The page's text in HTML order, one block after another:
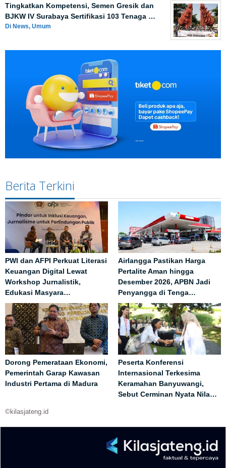
Tingkatkan Kompetensi, Semen Gresik dan
BJKW IV Surabaya Sertifikasi 103 Tenaga …
Di News, Umum
Berita Terkini
PWI dan AFPI Perkuat Literasi
Keuangan Digital Lewat
Workshop Jurnalistik,
Edukasi Masyara…
Airlangga Pastikan Harga
Pertalite Aman hingga
Desember 2026, APBN Jadi
Penyangga di Tenga…
Dorong Pemerataan Ekonomi,
Pemerintah Garap Kawasan
Industri Pertama di Madura
Peserta Konferensi
Internasional Terkesima
Keramahan Banyuwangi,
Sebut Cerminan Nyata Nila…
©kilasjateng.id